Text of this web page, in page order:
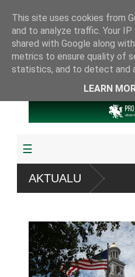
AKTUALU
This site uses cookies from
and to analyze traffic. Your
shared with Google along
metrics to ensure quality of
statistics, and to detect and
LEARN